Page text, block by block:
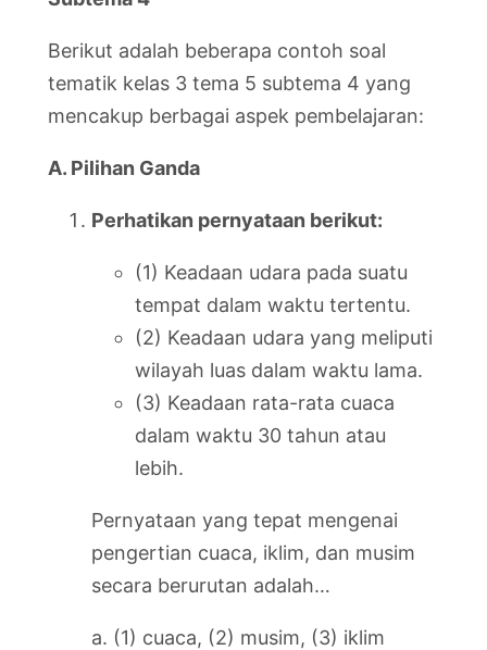
Berikut adalah beberapa contoh soal
tematik kelas 3 tema 5 subtema 4 yang
mencakup berbagai aspek pembelajaran:
A. Pilihan Ganda
Perhatikan pernyataan berikut:
(1) Keadaan udara pada suatu
tempat dalam waktu tertentu.
(2) Keadaan udara yang meliputi
wilayah luas dalam waktu lama.
(3) Keadaan rata-rata cuaca
dalam waktu 30 tahun atau
lebih.
Pernyataan yang tepat mengenai
pengertian cuaca, iklim, dan musim
secara berurutan adalah…
a. (1) cuaca, (2) musim, (3) iklim